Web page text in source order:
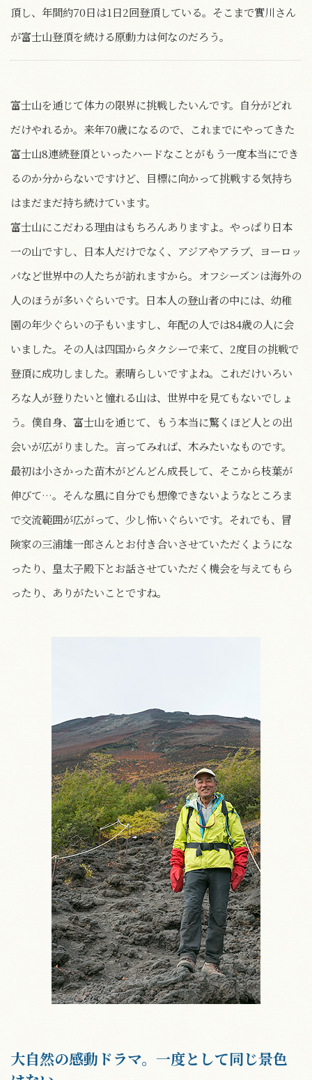
頂し、年間約70日は1日2回登頂している。そこまで實川さん
が富士山登頂を続ける原動力は何なのだろう。
富士山を通じて体力の限界に挑戦したいんです。自分がどれ
だけやれるか。来年70歳になるので、これまでにやってきた
富士山8連続登頂といったハードなことがもう一度本当にでき
るのか分からないですけど、目標に向かって挑戦する気持ち
はまだまだ持ち続けています。
富士山にこだわる理由はもちろんありますよ。やっぱり日本
一の山ですし、日本人だけでなく、アジアやアラブ、ヨーロッ
パなど世界中の人たちが訪れますから。オフシーズンは海外の
人のほうが多いぐらいです。日本人の登山者の中には、幼稚
園の年少ぐらいの子もいますし、年配の人では84歳の人に会
いました。その人は四国からタクシーで来て、2度目の挑戦で
登頂に成功しました。素晴らしいですよね。これだけいろい
ろな人が登りたいと憧れる山は、世界中を見てもないでしょ
う。僕自身、富士山を通じて、もう本当に驚くほど人との出
会いが広がりました。言ってみれば、木みたいなものです。
最初は小さかった苗木がどんどん成長して、そこから枝葉が
伸びて…。そんな風に自分でも想像できないようなところま
で交流範囲が広がって、少し怖いぐらいです。それでも、冒
険家の三浦雄一郎さんとお付き合いさせていただくようにな
ったり、皇太子殿下とお話させていただく機会を与えてもら
ったり、ありがたいことですね。
大自然の感動ドラマ。一度として同じ景色